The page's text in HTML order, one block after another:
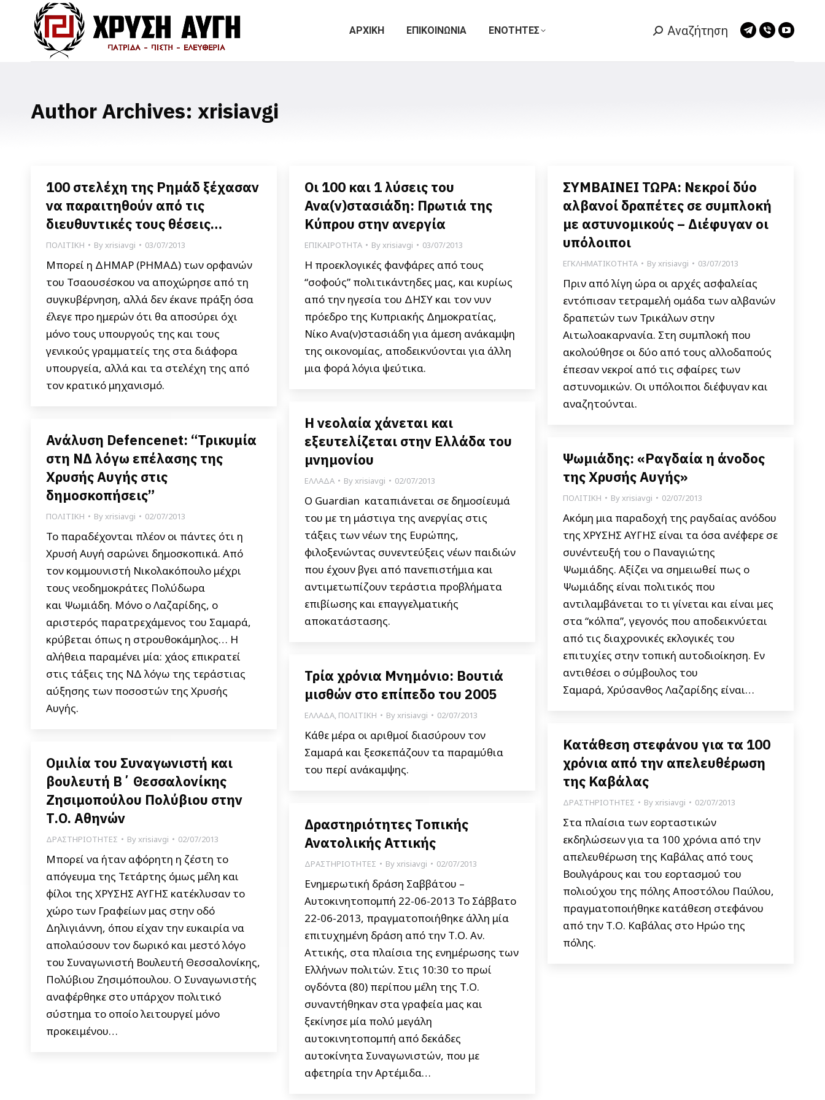
ΑΡΧΙΚΗ ΕΠΙΚΟΙΝΩΝΙΑ ΕΝΟΤΗΤΕΣ Search:
Αναζήτηση
Telegram
Viber
Author Archives: xrisiavgi
100 στελέχη της Ρημάδ ξέχασαν
να παραιτηθούν από τις
διευθυντικές τους θέσεις…
ΠΟΛΙΤΙΚΗ Byxrisiavgi 03/07/2013
Μπορεί η ΔΗΜΑΡ (ΡΗΜΑΔ) των ορφανών
του Τσαουσέσκου να αποχώρησε από τη
συγκυβέρνηση, αλλά δεν έκανε πράξη όσα
έλεγε προ ημερών ότι θα αποσύρει όχι
μόνο τους υπουργούς της και τους
γενικούς γραμματείς της στα διάφορα
υπουργεία, αλλά και τα στελέχη της από
τον κρατικό μηχανισμό.
Οι 100 και 1 λύσεις του
Ανα(ν)στασιάδη: Πρωτιά της
Κύπρου στην ανεργία
ΕΠΙΚΑΙΡΟΤΗΤΑ Byxrisiavgi 03/07/2013
Η προεκλογικές φανφάρες από τους
“σοφούς” πολιτικάντηδες μας, και κυρίως
από την ηγεσία του ΔΗΣΥ και τον νυν
πρόεδρο της Κυπριακής Δημοκρατίας,
Νίκο Ανα(ν)στασιάδη για άμεση ανάκαμψη
της οικονομίας, αποδεικνύονται για άλλη
μια φορά λόγια ψεύτικα.
ΣΥΜΒΑΙΝΕΙ ΤΩΡΑ: Νεκροί δύο
αλβανοί δραπέτες σε συμπλοκή
με αστυνομικούς – Διέφυγαν οι
υπόλοιποι
ΕΓΚΛΗΜΑΤΙΚΟΤΗΤΑ Byxrisiavgi 03/07/2013
Πριν από λίγη ώρα οι αρχές ασφαλείας
εντόπισαν τετραμελή ομάδα των αλβανών
δραπετών των Τρικάλων στην
Αιτωλοακαρνανία. Στη συμπλοκή που
ακολούθησε οι δύο από τους αλλοδαπούς
έπεσαν νεκροί από τις σφαίρες των
αστυνομικών. Οι υπόλοιποι διέφυγαν και
αναζητούνται.
Η νεολαία χάνεται και
εξευτελίζεται στην Ελλάδα του
μνημονίου
ΕΛΛΑΔΑ Byxrisiavgi 02/07/2013
Ο Guardian καταπιάνεται σε δημοσίευμά
του με τη μάστιγα της ανεργίας στις
τάξεις των νέων της Ευρώπης,
φιλοξενώντας συνεντεύξεις νέων παιδιών
που έχουν βγει από πανεπιστήμια και
αντιμετωπίζουν τεράστια προβλήματα
επιβίωσης και επαγγελματικής
αποκατάστασης.
Ανάλυση Defencenet: “Τρικυμία
στη ΝΔ λόγω επέλασης της
Χρυσής Αυγής στις
δημοσκοπήσεις”
ΠΟΛΙΤΙΚΗ Byxrisiavgi 02/07/2013
Το παραδέχονται πλέον οι πάντες ότι η
Χρυσή Αυγή σαρώνει δημοσκοπικά. Από
τον κομμουνιστή Νικολακόπουλο μέχρι
τους νεοδημοκράτες Πολύδωρα
και Ψωμιάδη. Μόνο ο Λαζαρίδης, ο
αριστερός παρατρεχάμενος του Σαμαρά,
κρύβεται όπως η στρουθοκάμηλος… Η
αλήθεια παραμένει μία: χάος επικρατεί
στις τάξεις της ΝΔ λόγω της τεράστιας
αύξησης των ποσοστών της Χρυσής
Αυγής.
Ψωμιάδης: «Ραγδαία η άνοδος
της Χρυσής Αυγής»
ΠΟΛΙΤΙΚΗ Byxrisiavgi 02/07/2013
Ακόμη μια παραδοχή της ραγδαίας ανόδου
της ΧΡΥΣΗΣ ΑΥΓΗΣ είναι τα όσα ανέφερε σε
συνέντευξή του ο Παναγιώτης
Ψωμιάδης. Αξίζει να σημειωθεί πως ο
Ψωμιάδης είναι πολιτικός που
αντιλαμβάνεται το τι γίνεται και είναι μες
στα “κόλπα”, γεγονός που αποδεικνύεται
από τις διαχρονικές εκλογικές του
επιτυχίες στην τοπική αυτοδιοίκηση. Εν
αντιθέσει ο σύμβουλος του
Σαμαρά, Χρύσανθος Λαζαρίδης είναι…
Τρία χρόνια Μνημόνιο: Βουτιά
μισθών στο επίπεδο του 2005
ΕΛΛΑΔΑ, ΠΟΛΙΤΙΚΗ Byxrisiavgi 02/07/2013
Κάθε μέρα οι αριθμοί διασύρουν τον
Σαμαρά και ξεσκεπάζουν τα παραμύθια
του περί ανάκαμψης.
Κατάθεση στεφάνου για τα 100
χρόνια από την απελευθέρωση
της Καβάλας
ΔΡΑΣΤΗΡΙΟΤΗΤΕΣ Byxrisiavgi 02/07/2013
Στα πλαίσια των εορταστικών
εκδηλώσεων για τα 100 χρόνια από την
απελευθέρωση της Καβάλας από τους
Βουλγάρους και του εορτασμού του
πολιούχου της πόλης Αποστόλου Παύλου,
πραγματοποιήθηκε κατάθεση στεφάνου
από την Τ.Ο. Καβάλας στο Ηρώο της
πόλης.
Ομιλία του Συναγωνιστή και
βουλευτή B΄ Θεσσαλονίκης
Ζησιμοπούλου Πολύβιου στην
Τ.Ο. Αθηνών
ΔΡΑΣΤΗΡΙΟΤΗΤΕΣ Byxrisiavgi 02/07/2013
Μπορεί να ήταν αφόρητη η ζέστη το
απόγευμα της Τετάρτης όμως μέλη και
φίλοι της ΧΡΥΣΗΣ ΑΥΓΗΣ κατέκλυσαν το
χώρο των Γραφείων μας στην οδό
Δηλιγιάννη, όπου είχαν την ευκαιρία να
απολαύσουν τον δωρικό και μεστό λόγο
του Συναγωνιστή Βουλευτή Θεσσαλονίκης,
Πολύβιου Ζησιμόπουλου. Ο Συναγωνιστής
αναφέρθηκε στο υπάρχον πολιτικό
σύστημα το οποίο λειτουργεί μόνο
προκειμένου…
Δραστηριότητες Τοπικής
Ανατολικής Αττικής
ΔΡΑΣΤΗΡΙΟΤΗΤΕΣ Byxrisiavgi 02/07/2013
Ενημερωτική δράση Σαββάτου –
Αυτοκινητοπομπή 22-06-2013 Το Σάββατο
22-06-2013, πραγματοποιήθηκε άλλη μία
επιτυχημένη δράση από την Τ.Ο. Αν.
Αττικής, στα πλαίσια της ενημέρωσης των
Ελλήνων πολιτών. Στις 10:30 το πρωί
ογδόντα (80) περίπου μέλη της Τ.Ο.
συναντήθηκαν στα γραφεία μας και
ξεκίνησε μία πολύ μεγάλη
αυτοκινητοπομπή από δεκάδες
αυτοκίνητα Συναγωνιστών, που με
αφετηρία την Αρτέμιδα…